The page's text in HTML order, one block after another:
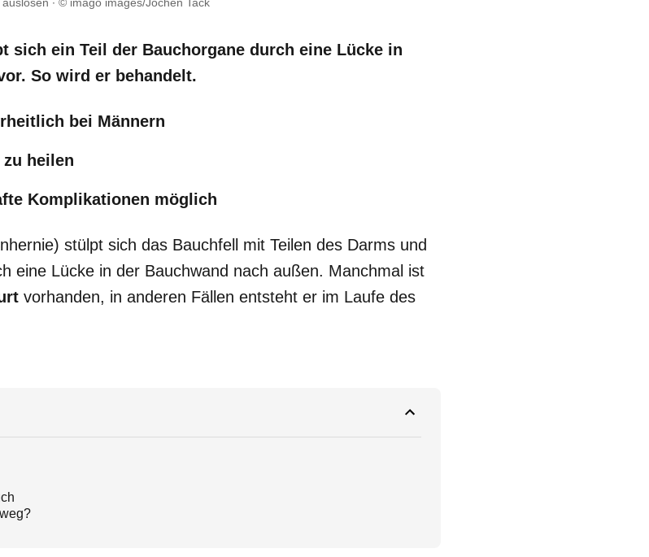
sich ein Teil der Bauchorgane durch eine Lücke in
So wird er behandelt.
bei Männern
heilen
Komplikationen möglich
stülpt sich das Bauchfell mit Teilen des Darms und
eine Lücke in der Bauchwand nach außen. Manchmal ist
vorhanden, in anderen Fällen entsteht er im Laufe des